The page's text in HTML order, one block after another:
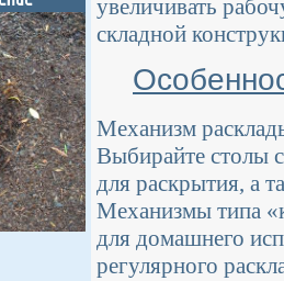
увеличивать
складной
Механизм
Выбирайте столы
для раскрытия, а
Механизмы типа
для домашнего
регулярного